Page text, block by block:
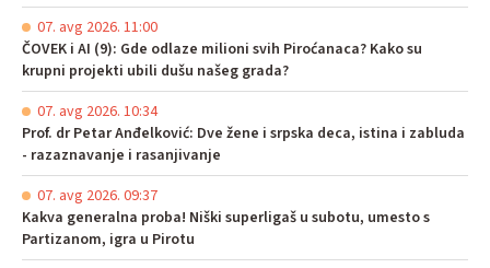
07. avg 2026. 11:00
ČOVEK i AI (9): Gde odlaze milioni svih Piroćanaca? Kako su
krupni projekti ubili dušu našeg grada?
07. avg 2026. 10:34
Prof. dr Petar Anđelković: Dve žene i srpska deca, istina i zabluda
- razaznavanje i rasanjivanje
07. avg 2026. 09:37
Kakva generalna proba! Niški superligaš u subotu, umesto s
Partizanom, igra u Pirotu